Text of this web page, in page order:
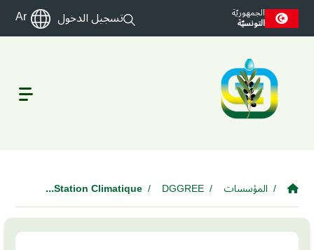
Skip to main
الجمهوريّة
التونسيّة تسجيل الدخول Ar
المؤسسات DGGREE
Station Climatique...